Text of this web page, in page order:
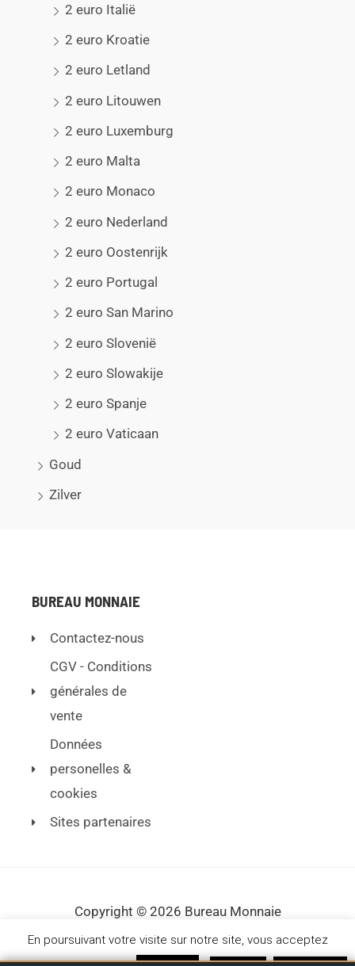
2 euro Italië
2 euro Kroatie
2 euro Letland
2 euro Litouwen
2 euro Luxemburg
2 euro Malta
2 euro Monaco
2 euro Nederland
2 euro Oostenrijk
2 euro Portugal
2 euro San Marino
2 euro Slovenië
2 euro Slowakije
2 euro Spanje
2 euro Vaticaan
Goud
Zilver
BUREAU MONNAIE
Contactez-nous
CGV - Conditions
générales de
vente
Données
personelles &
cookies
Sites partenaires
Copyright © 2026 Bureau Monnaie
En poursuivant votre visite sur notre site, vous acceptez